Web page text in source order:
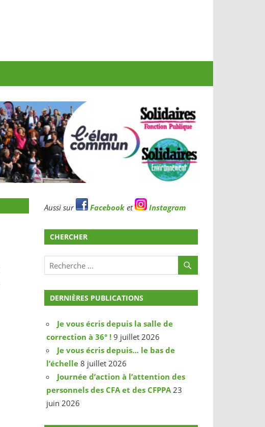
Aussi sur Facebooket Instagram
CHERCHER
DERNIÈRES PUBLICATIONS
Je vous écris depuis la salle de
correction à 36° ! 9 juillet 2026
Je vous écris depuis… le bas de
l’échelle 8 juillet 2026
Journée d’action à l’attention des
personnels des CFA et des CFPPA 23
juin 2026